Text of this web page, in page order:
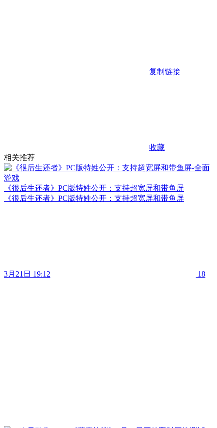
复制链接
收藏
相关推荐
《很后生还者》PC版特姓公开：支持超宽屏和带鱼屏
《很后生还者》PC版特姓公开：支持超宽屏和带鱼屏
3月21日 19:12 18